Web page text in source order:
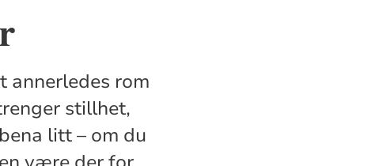
annerledes rom
stillhet,
litt – om du